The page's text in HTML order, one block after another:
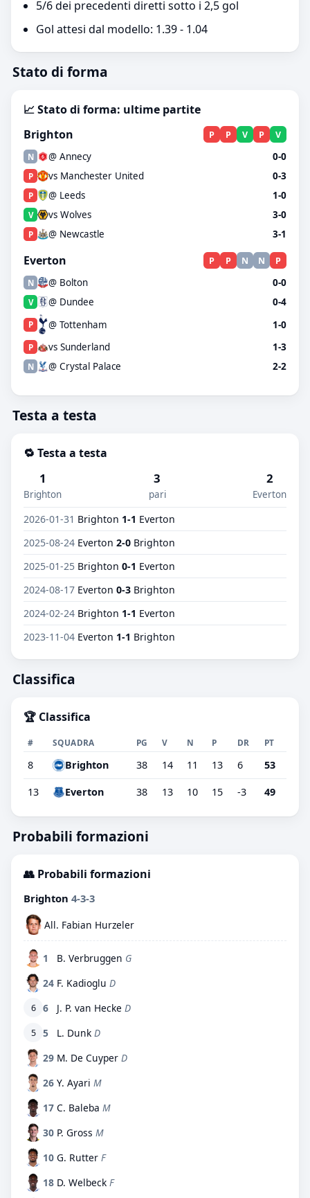
5/6 dei precedenti diretti sotto i 2,5 gol
Gol attesi dal modello: 1.39 - 1.04
Stato di forma
📈 Stato di forma: ultime partite
Brighton
P P V P V
N @ Annecy 0-0
P vs Manchester United 0-3
P @ Leeds 1-0
V vs Wolves 3-0
P @ Newcastle 3-1
Everton P P N N P
N @ Bolton 0-0
V @ Dundee 0-4
P @ Tottenham 1-0
P vs Sunderland 1-3
N @ Crystal Palace 2-2
Testa a testa
🔁 Testa a testa
1
Brighton
3
pari
2
Everton
2026-01-31 Brighton 1-1 Everton
2025-08-24 Everton 2-0 Brighton
2025-01-25 Brighton 0-1 Everton
2024-08-17 Everton 0-3 Brighton
2024-02-24 Brighton 1-1 Everton
2023-11-04 Everton 1-1 Brighton
Classifica
🏆 Classifica
# SQUADRA PG V N P DR PT
8 Brighton 38 14 11 13 6 53
13 Everton 38 13 10 15 -3 49
Probabili formazioni
👥 Probabili formazioni
Brighton 4-3-3
All. Fabian Hurzeler
1 B. Verbruggen G
24 F. Kadioglu D
6 6 J. P. van Hecke D
5 5 L. Dunk D
29 M. De Cuyper D
26 Y. Ayari M
17 C. Baleba M
30 P. Gross M
10 G. Rutter F
18 D. Welbeck F